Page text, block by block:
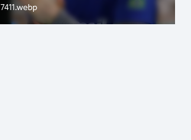
7411.webp